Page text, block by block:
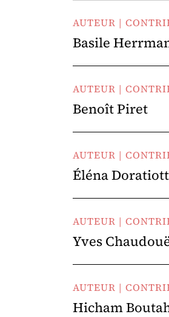
AUTEUR |
Basile
AUTEUR |
Benoît Piret
AUTEUR |
Éléna
AUTEUR |
Yves
AUTEUR |
Hicham